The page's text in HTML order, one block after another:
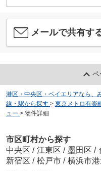
メールで共有す
ペ
港区・中央区・ベイエリアなら、
線・駅から探す > 東京メトロ有楽
ュー > 物件詳細
市区町村から探す
中央区 / 江東区 / 墨田区 /
新宿区 / 松戸市 / 横浜市